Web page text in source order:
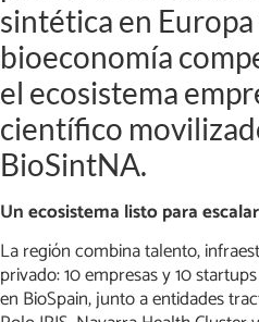
sintética en
bioeconomía
el ecosistema
científico
BioSintNA.
Un ecosistema listo para escalar
La región combina talento,
privado: 10 empresas y 10
en BioSpain, junto a entidades